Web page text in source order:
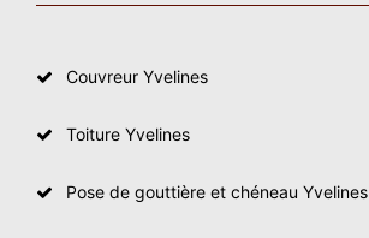
Couvreur Yvelines
Toiture Yvelines
Pose de gouttière et chéneau Yvelines